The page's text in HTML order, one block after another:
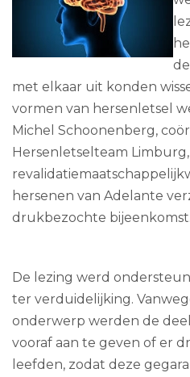
met elkaar uit konden
vormen van hersenletsel
Michel Schoonenberg,
Hersenletselteam
hersenen van Adelante
drukbezochte bijeenkomst.
De lezing werd
ter verduidelijking.
onderwerp werden de
vooraf aan te geven of er
leefden, zodat deze